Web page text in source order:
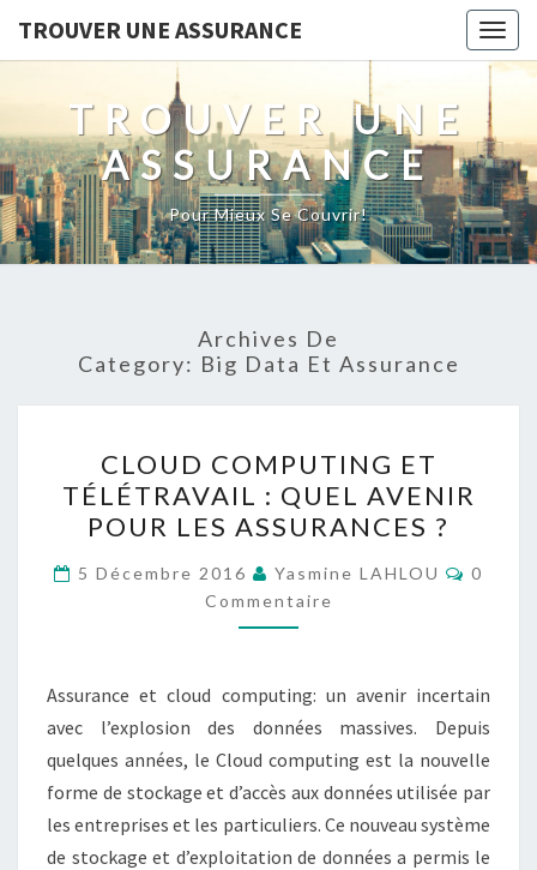
TROUVER UNE ASSURANCE
TROUVER UNE
ASSURANCE
Pour Mieux Se Couvrir!
Archives De
Category: Big Data Et Assurance
COMPUTING
ET
TÉLÉTRAVAIL
QUEL
AVENIR
LES
ASSURANCES
?
CLOUD COMPUTING ET
TÉLÉTRAVAIL : QUEL AVENIR
POUR LES ASSURANCES ?
5 Décembre 2016 Yasmine LAHLOU
0
Commentaire
Assurance et cloud computing: un avenir incertain
avec l’explosion des données massives. Depuis
quelques années, le Cloud computing est la nouvelle
forme de stockage et d’accès aux données utilisée par
les entreprises et les particuliers. Ce nouveau système
de stockage et d’exploitation de données a permis le